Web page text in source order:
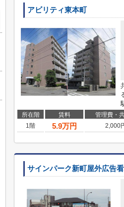
アビリティ東本町
所在階 賃料 管理費・
1階
5.9万円 2,000
サインパーク新町屋外広告